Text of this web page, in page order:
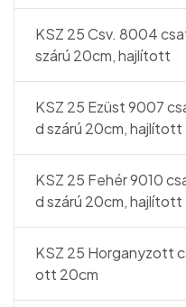
KSZ 25 Csv. 8004
szárú 20cm, hajlított
KSZ 25 Ezüst 9007
d szárú 20cm, hajlított
KSZ 25 Fehér 9010
d szárú 20cm, hajlított
KSZ 25 Horganyzott
ott 20cm